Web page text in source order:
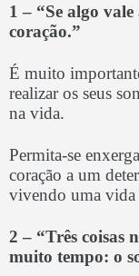
1 – “Se algo
coração.”
É muito
realizar os seus
na vida.
Permita-se
coração a um
vivendo uma vida
2 – “Três coisas
muito tempo: o